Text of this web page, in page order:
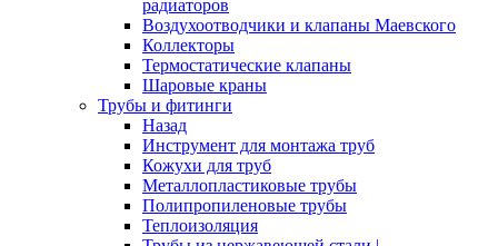
радиаторов
Воздухоотводчики и клапаны Маевского
Коллекторы
Термостатические клапаны
Шаровые краны
Трубы и фитинги
Назад
Инструмент для монтажа труб
Кожухи для труб
Металлопластиковые трубы
Полипропиленовые трубы
Теплоизоляция